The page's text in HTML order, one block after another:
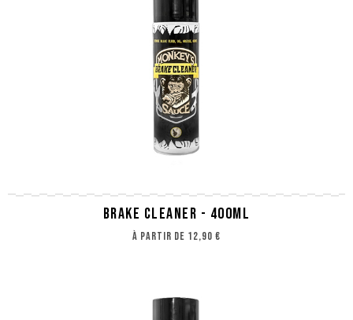
BRAKE CLEANER - 400ML
à partir de 12,90 €